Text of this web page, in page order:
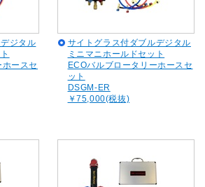
ジタル
ースセ
サイトグラス付ダブルデジタル
ミニマニホールドセット
ECOバルブロータリーホースセ
ット
DSGM-ER
￥75,000(税抜)